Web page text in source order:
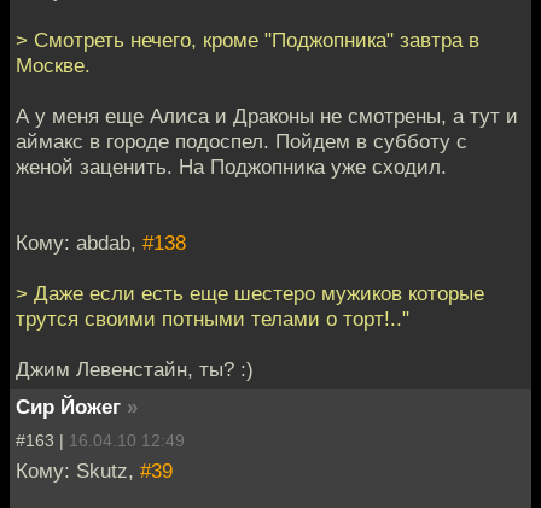
> Смотреть нечего, кроме "Поджопника" завтра в
Москве.
А у меня еще Алиса и Драконы не смотрены, а тут и
аймакс в городе подоспел. Пойдем в субботу с
женой заценить. На Поджопника уже сходил.
Кому: abdab, #138
> Даже если есть еще шестеро мужиков которые
трутся своими потными телами о торт!.."
Джим Левенстайн, ты? :)
Сир Йожег »
#163 | 16.04.10 12:49
Кому: Skutz, #39